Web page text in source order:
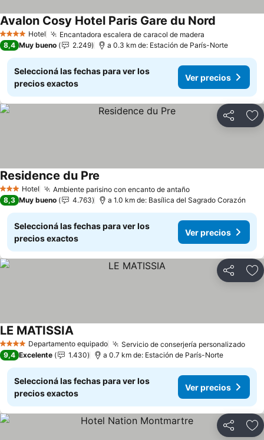
4 EstrellasHotel Encantadora escalera de caracol de madera
Avalon Cosy Hotel Paris Gare du Nord
8,4 Muy bueno 2.249 a 0.3 km de: Estación de París-Norte
Seleccioná las fechas para ver los
precios exactos
Ver precios
Compartir
3 Estrellas
Hotel Ambiente parisino con encanto de antaño
Residence du Pre
8,3 Muy bueno 4.763 a 1.0 km de: Basílica del Sagrado Corazón
Seleccioná las fechas para ver los
precios exactos
Ver precios
Compartir
4 EstrellasDepartamento equipado Servicio de conserjería personalizado
LE MATISSIA
9,4 Excelente 1.430 a 0.7 km de: Estación de París-Norte
Seleccioná las fechas para ver los
precios exactos
Ver precios
Compartir